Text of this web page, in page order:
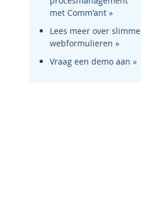
met Comm'ant »
Lees meer over slimme
webformulieren »
Vraag een demo aan »